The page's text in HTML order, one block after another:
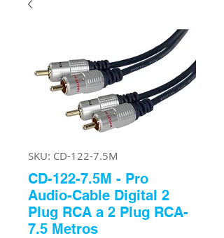
SKU: CD-122-7.5M
CD-122-7.5M - Pro
Audio-Cable Digital 2
Plug RCA a 2 Plug RCA-
7.5 Metros